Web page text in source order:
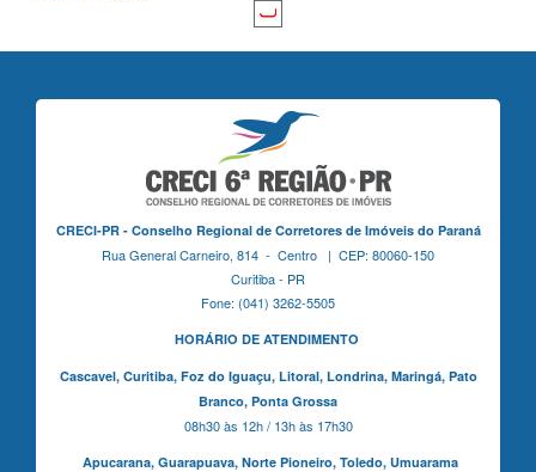
CRECI-PR - Conselho Regional de Corretores de Imóveis do Paraná
Rua General Carneiro, 814 - Centro | CEP: 80060-150
Curitiba - PR
Fone: (041) 3262-5505
HORÁRIO DE ATENDIMENTO
Cascavel, Curitiba,Foz do Iguaçu, Litoral, Londrina, Maringá, Pato
Branco, Ponta Grossa
08h30 às 12h / 13h às 17h30
Apucarana, Guarapuava, Norte Pioneiro, Toledo, Umuarama